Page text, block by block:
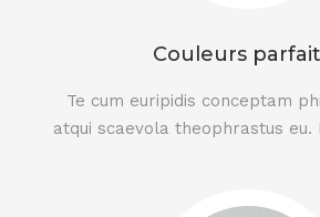
Couleurs
Te cum euripidis conceptam
atqui scaevola theophrastus eu.